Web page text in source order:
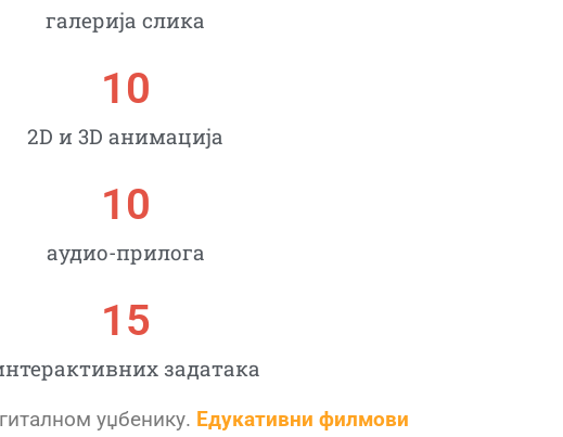
галерија слика
2D и 3D анимација
10
аудио-прилога
10
задатака
15
уџбенику. Едукативни филмови